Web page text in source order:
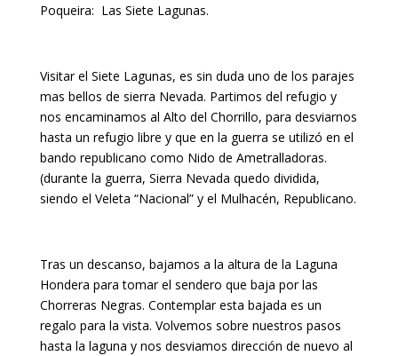
Poqueira: Las Siete Lagunas.
Visitar el Siete Lagunas, es sin duda uno de los parajes
mas bellos de sierra Nevada. Partimos del refugio y
nos encaminamos al Alto del Chorrillo, para desviarnos
hasta un refugio libre y que en la guerra se utilizó en el
bando republicano como Nido de Ametralladoras.
(durante la guerra, Sierra Nevada quedo dividida,
siendo el Veleta “Nacional” y el Mulhacén, Republicano.
Tras un descanso, bajamos a la altura de la Laguna
Hondera para tomar el sendero que baja por las
Chorreras Negras. Contemplar esta bajada es un
regalo para la vista. Volvemos sobre nuestros pasos
hasta la laguna y nos desviamos dirección de nuevo al